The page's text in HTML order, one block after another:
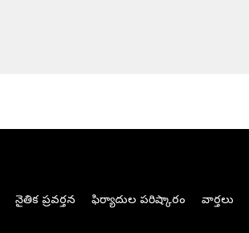
నైతిక ప్రవర్తన ఫిర్యాదుల పరిష్కారం వార్తలు